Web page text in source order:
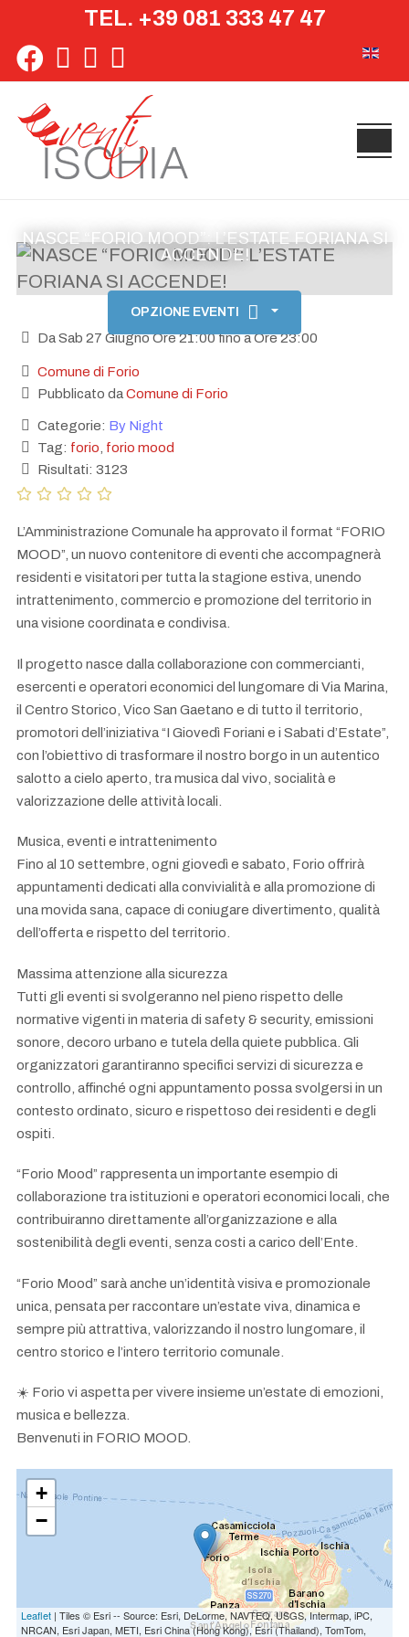
TEL. +39 081 333 47 47
NASCE “FORIO MOOD”: L’ESTATE FORIANA SI
ACCENDE!
OPZIONE EVENTI
Da Sab 27 Giugno Ore 21:00 fino a Ore 23:00
Comune di Forio
Pubblicato daComune di Forio
Categorie: By Night
Tag: forio forio mood
Risultati: 3123
L’Amministrazione Comunale ha approvato il format “FORIO
MOOD”, un nuovo contenitore di eventi che accompagnerà
residenti e visitatori per tutta la stagione estiva, unendo
intrattenimento, commercio e promozione del territorio in
una visione coordinata e condivisa.
Il progetto nasce dalla collaborazione con commercianti,
esercenti e operatori economici del lungomare di Via Marina,
il Centro Storico, Vico San Gaetano e di tutto il territorio,
promotori dell’iniziativa “I Giovedì Foriani e i Sabati d’Estate”,
con l’obiettivo di trasformare il nostro borgo in un autentico
salotto a cielo aperto, tra musica dal vivo, socialità e
valorizzazione delle attività locali.
Musica, eventi e intrattenimento
Fino al 10 settembre, ogni giovedì e sabato, Forio offrirà
appuntamenti dedicati alla convivialità e alla promozione di
una movida sana, capace di coniugare divertimento, qualità
dell’offerta e rispetto del territorio.
Massima attenzione alla sicurezza
Tutti gli eventi si svolgeranno nel pieno rispetto delle
normative vigenti in materia di safety & security, emissioni
sonore, decoro urbano e tutela della quiete pubblica. Gli
organizzatori garantiranno specifici servizi di sicurezza e
controllo, affinché ogni appuntamento possa svolgersi in un
contesto ordinato, sicuro e rispettoso dei residenti e degli
ospiti.
“Forio Mood” rappresenta un importante esempio di
collaborazione tra istituzioni e operatori economici locali, che
contribuiranno direttamente all’organizzazione e alla
sostenibilità degli eventi, senza costi a carico dell’Ente.
“Forio Mood” sarà anche un’identità visiva e promozionale
unica, pensata per raccontare un’estate viva, dinamica e
sempre più attrattiva, valorizzando il nostro lungomare, il
centro storico e l’intero territorio comunale.
☀️ Forio vi aspetta per vivere insieme un’estate di emozioni,
musica e bellezza.
Benvenuti in FORIO MOOD.
+
−
Leaflet | Tiles © Esri -- Source: Esri, DeLorme, NAVTEQ, USGS, Intermap, iPC,
NRCAN, Esri Japan, METI, Esri China (Hong Kong), Esri (Thailand), TomTom,